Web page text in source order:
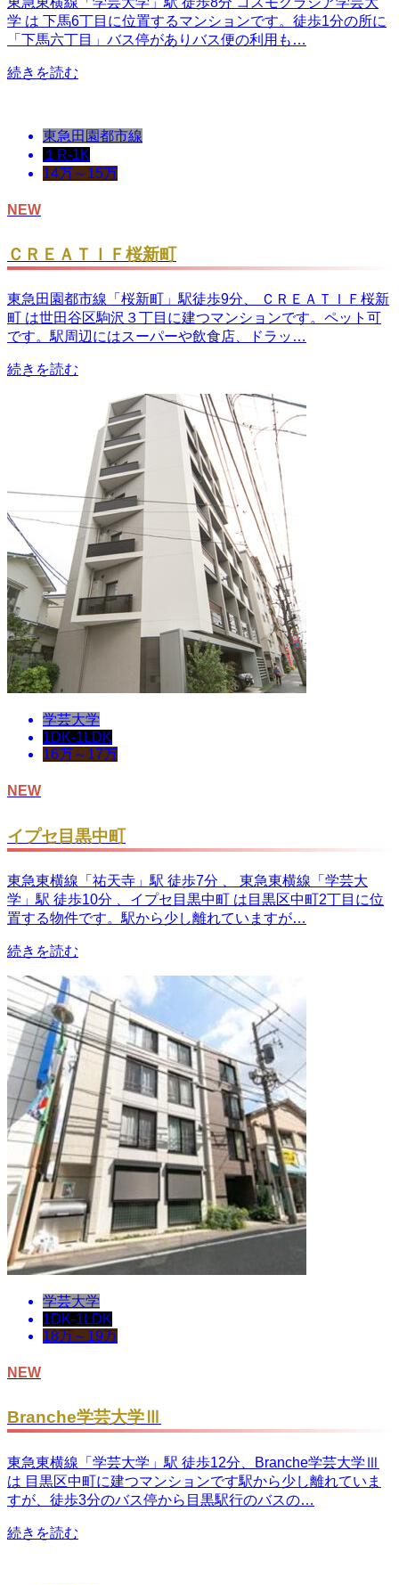
学 は 下馬6丁目に位置するマンションです。徒歩1分の所に
「下馬六丁目」バス停がありバス便の利用も…
続きを読む
東急田園都市線
１R-1K
14万～15万
NEW
ＣＲＥＡＴＩＦ桜新町
東急田園都市線「桜新町」駅徒歩9分、 ＣＲＥＡＴＩＦ桜新
町 は世田谷区駒沢３丁目に建つマンションです。ペット可
です。駅周辺にはスーパーや飲食店、ドラッ…
続きを読む
学芸大学
1DK-1LDK
16万～17万
NEW
イプセ目黒中町
東急東横線「祐天寺」駅 徒歩7分 、 東急東横線「学芸大
学」駅 徒歩10分 、イプセ目黒中町 は目黒区中町2丁目に位
置する物件です。駅から少し離れていますが…
続きを読む
学芸大学
1DK-1LDK
18万～19万
NEW
Branche学芸大学Ⅲ
東急東横線「学芸大学」駅 徒歩12分、Branche学芸大学Ⅲ
は 目黒区中町に建つマンションです駅から少し離れていま
すが、徒歩3分のバス停から目黒駅行のバスの…
続きを読む